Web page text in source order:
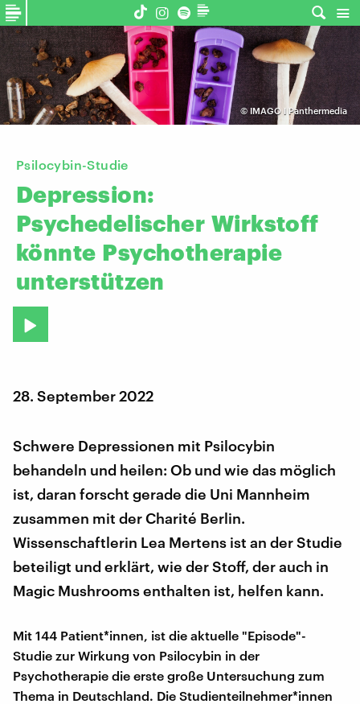
© IMAGO I Panthermedia
Psilocybin-Studie
Depression:
Psychedelischer Wirkstoff
könnte Psychotherapie
unterstützen
28. September 2022
Schwere Depressionen mit Psilocybin
behandeln und heilen: Ob und wie das möglich
ist, daran forscht gerade die Uni Mannheim
zusammen mit der Charité Berlin.
Wissenschaftlerin Lea Mertens ist an der Studie
beteiligt und erklärt, wie der Stoff, der auch in
Magic Mushrooms enthalten ist, helfen kann.
Mit 144 Patient*innen, ist die aktuelle "Episode"-
Studie zur Wirkung von Psilocybin in der
Psychotherapie die erste große Untersuchung zum
Thema in Deutschland. Die Studienteilnehmer*innen